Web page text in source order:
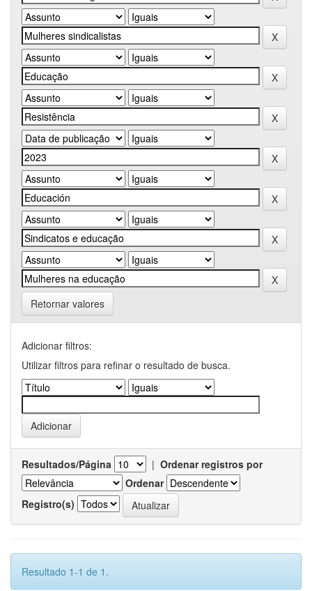
Retornar valores
Adicionar filtros:
Utilizar filtros para refinar o resultado de busca.
Resultados/Página | Ordenar registros por
Ordenar
Registro(s)
Resultado 1-1 de 1.